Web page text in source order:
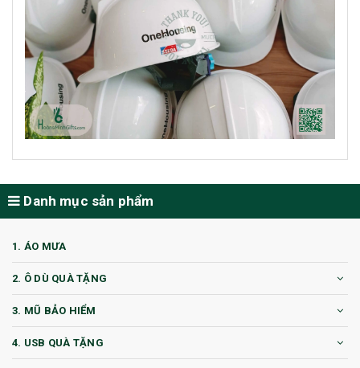
Danh mục sản phẩm
1. ÁO MƯA
2. Ô DÙ QUÀ TẶNG
3. MŨ BẢO HIỂM
4. USB QUÀ TẶNG